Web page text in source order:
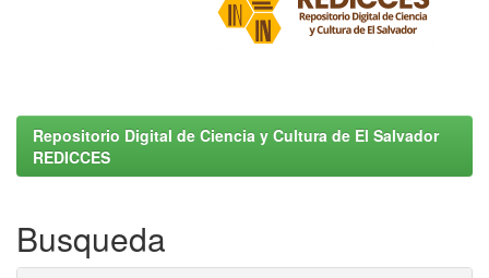
Repositorio Digital de Ciencia y Cultura de El Salvador
REDICCES
Busqueda